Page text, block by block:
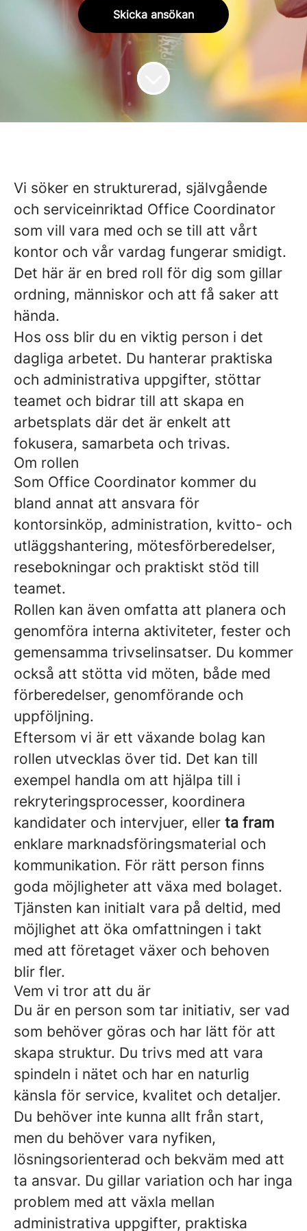
Skicka ansökan
Vi söker en strukturerad, självgående
och serviceinriktad Office Coordinator
som vill vara med och se till att vårt
kontor och vår vardag fungerar smidigt.
Det här är en bred roll för dig som gillar
ordning, människor och att få saker att
hända.
Hos oss blir du en viktig person i det
dagliga arbetet. Du hanterar praktiska
och administrativa uppgifter, stöttar
teamet och bidrar till att skapa en
arbetsplats där det är enkelt att
fokusera, samarbeta och trivas.
Om rollen
Som Office Coordinator kommer du
bland annat att ansvara för
kontorsinköp, administration, kvitto- och
utläggshantering, mötesförberedelser,
resebokningar och praktiskt stöd till
teamet.
Rollen kan även omfatta att planera och
genomföra interna aktiviteter, fester och
gemensamma trivselinsatser. Du kommer
också att stötta vid möten, både med
förberedelser, genomförande och
uppföljning.
Eftersom vi är ett växande bolag kan
rollen utvecklas över tid. Det kan till
exempel handla om att hjälpa till i
rekryteringsprocesser, koordinera
kandidater och intervjuer, eller ta fram
enklare marknadsföringsmaterial och
kommunikation. För rätt person finns
goda möjligheter att växa med bolaget.
Tjänsten kan initialt vara på deltid, med
möjlighet att öka omfattningen i takt
med att företaget växer och behoven
blir fler.
Vem vi tror att du är
Du är en person som tar initiativ, ser vad
som behöver göras och har lätt för att
skapa struktur. Du trivs med att vara
spindeln i nätet och har en naturlig
känsla för service, kvalitet och detaljer.
Du behöver inte kunna allt från start,
men du behöver vara nyfiken,
lösningsorienterad och bekväm med att
ta ansvar. Du gillar variation och har inga
problem med att växla mellan
administrativa uppgifter, praktiska